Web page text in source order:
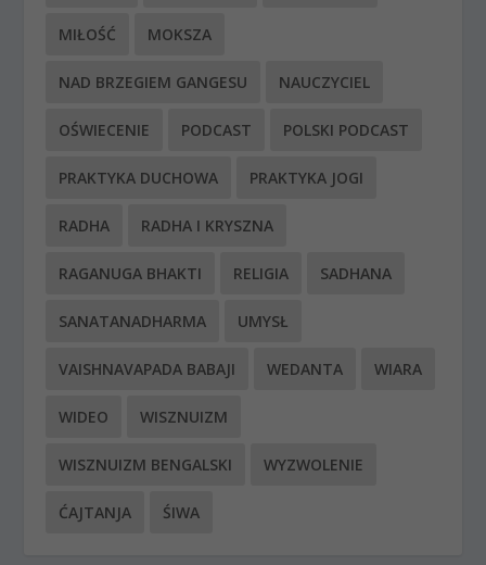
MIŁOŚĆ MOKSZA
NAD BRZEGIEM GANGESU NAUCZYCIEL
OŚWIECENIE PODCAST POLSKI PODCAST
PRAKTYKA DUCHOWA PRAKTYKA JOGI
RADHA RADHA I KRYSZNA
RAGANUGA BHAKTI RELIGIA SADHANA
SANATANADHARMA UMYSŁ
VAISHNAVAPADA BABAJI WEDANTA WIARA
WIDEO WISZNUIZM
WISZNUIZM BENGALSKI WYZWOLENIE
ĆAJTANJA ŚIWA